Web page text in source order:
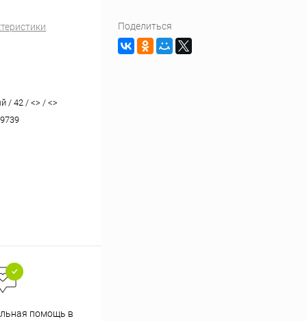
/ 42 / <> / <>
помощь в
Поделиться